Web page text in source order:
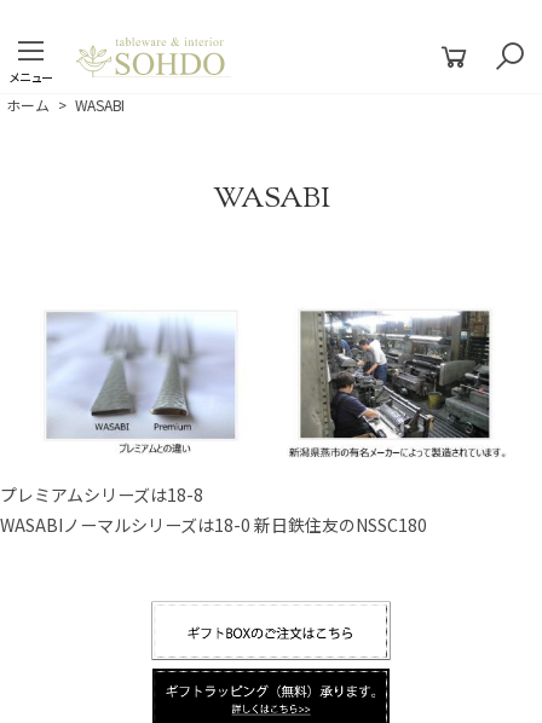
メニュー
ホーム > WASABI
WASABI
プレミアムシリーズは18-8
WASABIノーマルシリーズは18-0 新日鉄住友のNSSC180